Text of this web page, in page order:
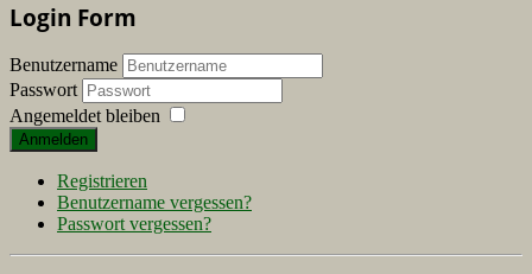
Login Form
Benutzername
Passwort
Angemeldet bleiben
Anmelden
Registrieren
Benutzername vergessen?
Passwort vergessen?